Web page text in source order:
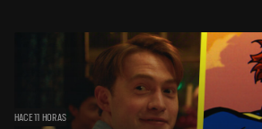
HACE 11 HORAS